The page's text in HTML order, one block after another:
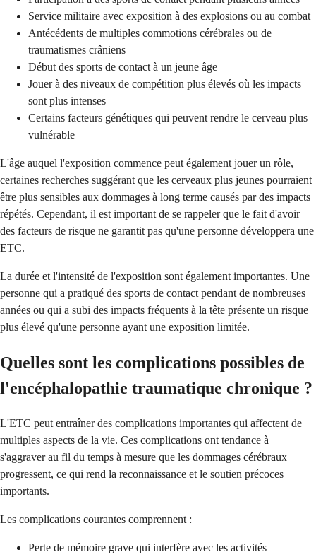
Service militaire avec exposition à des explosions ou au combat
Antécédents de multiples commotions cérébrales ou de
traumatismes crâniens
Début des sports de contact à un jeune âge
Jouer à des niveaux de compétition plus élevés où les impacts
sont plus intenses
Certains facteurs génétiques qui peuvent rendre le cerveau plus
vulnérable
L'âge auquel l'exposition commence peut également jouer un rôle,
certaines recherches suggérant que les cerveaux plus jeunes pourraient
être plus sensibles aux dommages à long terme causés par des impacts
répétés. Cependant, il est important de se rappeler que le fait d'avoir
des facteurs de risque ne garantit pas qu'une personne développera une
ETC.
La durée et l'intensité de l'exposition sont également importantes. Une
personne qui a pratiqué des sports de contact pendant de nombreuses
années ou qui a subi des impacts fréquents à la tête présente un risque
plus élevé qu'une personne ayant une exposition limitée.
Quelles sont les complications possibles de
l'encéphalopathie traumatique chronique ?
L'ETC peut entraîner des complications importantes qui affectent de
multiples aspects de la vie. Ces complications ont tendance à
s'aggraver au fil du temps à mesure que les dommages cérébraux
progressent, ce qui rend la reconnaissance et le soutien précoces
importants.
Les complications courantes comprennent :
Perte de mémoire grave qui interfère avec les activités